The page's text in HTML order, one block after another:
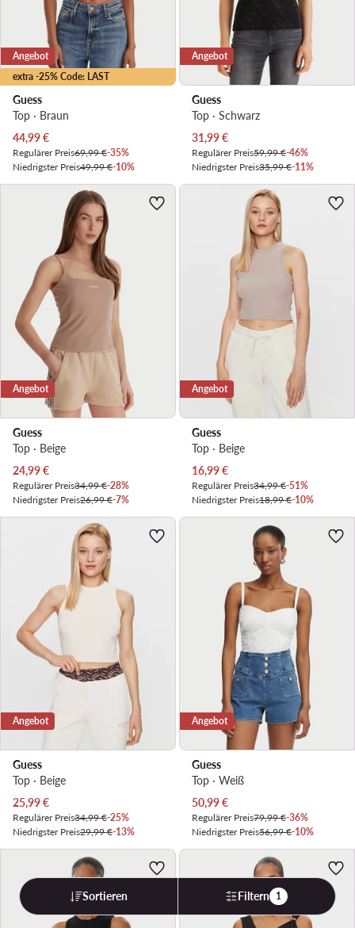
extra -25% Code: LAST
Angebot
Guess
Top · Braun
Aktueller Preis
44,99€
Regulärer Preis69,99 €-35%
Niedrigster Preis49,99 €-10%
Angebot
Guess
Top · Schwarz
Aktueller Preis
31,99€
Regulärer Preis59,99 €-46%
Niedrigster Preis35,99 €-11%
Angebot
Guess
Top · Beige
Aktueller Preis
24,99€
Regulärer Preis34,99 €-28%
Niedrigster Preis26,99 €-7%
Angebot
Guess
Top · Beige
Aktueller Preis
16,99€
Regulärer Preis34,99 €-51%
Niedrigster Preis18,99 €-10%
Angebot
Guess
Top · Beige
Aktueller Preis
25,99€
Regulärer Preis34,99 €-25%
Niedrigster Preis29,99 €-13%
Angebot
Guess
Top · Weiß
Aktueller Preis
50,99€
Regulärer Preis79,99 €-36%
Niedrigster Preis56,99 €-10%
Sortieren Filtern 1